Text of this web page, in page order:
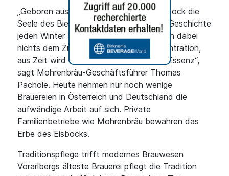
„Geboren aus Kälte und Zeit, ist der Eisbock die
Seele des Bieres. Wir erwecken die alte Geschichte
jeden Winter zum Leben – und überlassen dabei
nichts dem Zufall. Aus Frost wird Konzentration,
aus Zeit wird Geschmack, aus Bier wird Essenz“,
sagt Mohrenbräu-Geschäftsführer Thomas
Pachole. Heute nehmen nur noch wenige
Brauereien in Österreich und Deutschland die
aufwändige Arbeit auf sich. Private
Familienbetriebe wie Mohrenbräu bewahren das
Erbe des Eisbocks.
Traditionspflege trifft modernes Brauwesen
Vorarlbergs älteste Brauerei pflegt die Tradition